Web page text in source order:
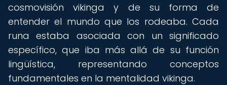
cosmovisión vikinga y de su forma de
entender el mundo que los rodeaba. Cada
runa estaba asociada con un significado
específico, que iba más allá de su función
lingüística, representando conceptos
fundamentales en la mentalidad vikinga.